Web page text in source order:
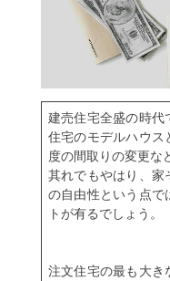
建売住宅全盛の時代
住宅のモデルハウス
度の間取りの変更な
其れでもやはり、家
の自由性という点で
トが有るでしょう。
注文住宅の最も大き